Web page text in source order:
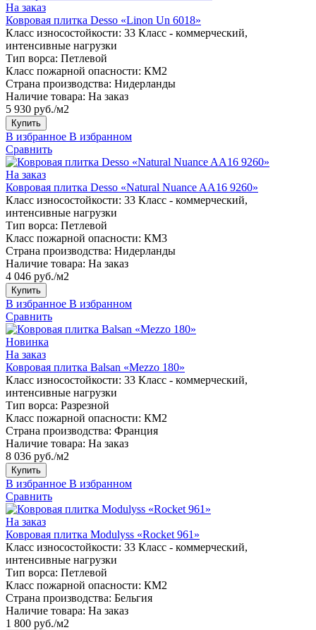
На заказ
Ковровая плитка Desso «Linon Un 6018»
Класс износостойкости: 33 Класс - коммерческий,
интенсивные нагрузки
Тип ворса: Петлевой
Класс пожарной опасности: КМ2
Страна производства: Нидерланды
Наличие товара: На заказ
5 930 руб./м2
Купить
В избранное В избранном
Сравнить
На заказ
Ковровая плитка Desso «Natural Nuance AA16 9260»
Класс износостойкости: 33 Класс - коммерческий,
интенсивные нагрузки
Тип ворса: Петлевой
Класс пожарной опасности: КМ3
Страна производства: Нидерланды
Наличие товара: На заказ
4 046 руб./м2
Купить
В избранное В избранном
Сравнить
Новинка
На заказ
Ковровая плитка Balsan «Mezzo 180»
Класс износостойкости: 33 Класс - коммерческий,
интенсивные нагрузки
Тип ворса: Разрезной
Класс пожарной опасности: КМ2
Страна производства: Франция
Наличие товара: На заказ
8 036 руб./м2
Купить
В избранное В избранном
Сравнить
На заказ
Ковровая плитка Modulyss «Rocket 961»
Класс износостойкости: 33 Класс - коммерческий,
интенсивные нагрузки
Тип ворса: Петлевой
Класс пожарной опасности: КМ2
Страна производства: Бельгия
Наличие товара: На заказ
1 800 руб./м2